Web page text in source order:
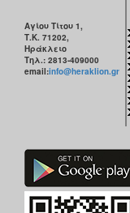
Αγίου Τίτου 1,
Τ.Κ. 71202,
Ηράκλειο
Τηλ.: 2813-409000
email:info@heraklion.gr